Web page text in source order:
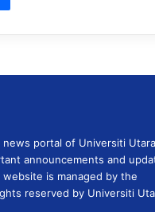
portal of Universiti Utara
announcements and
is managed by the
reserved by Universiti